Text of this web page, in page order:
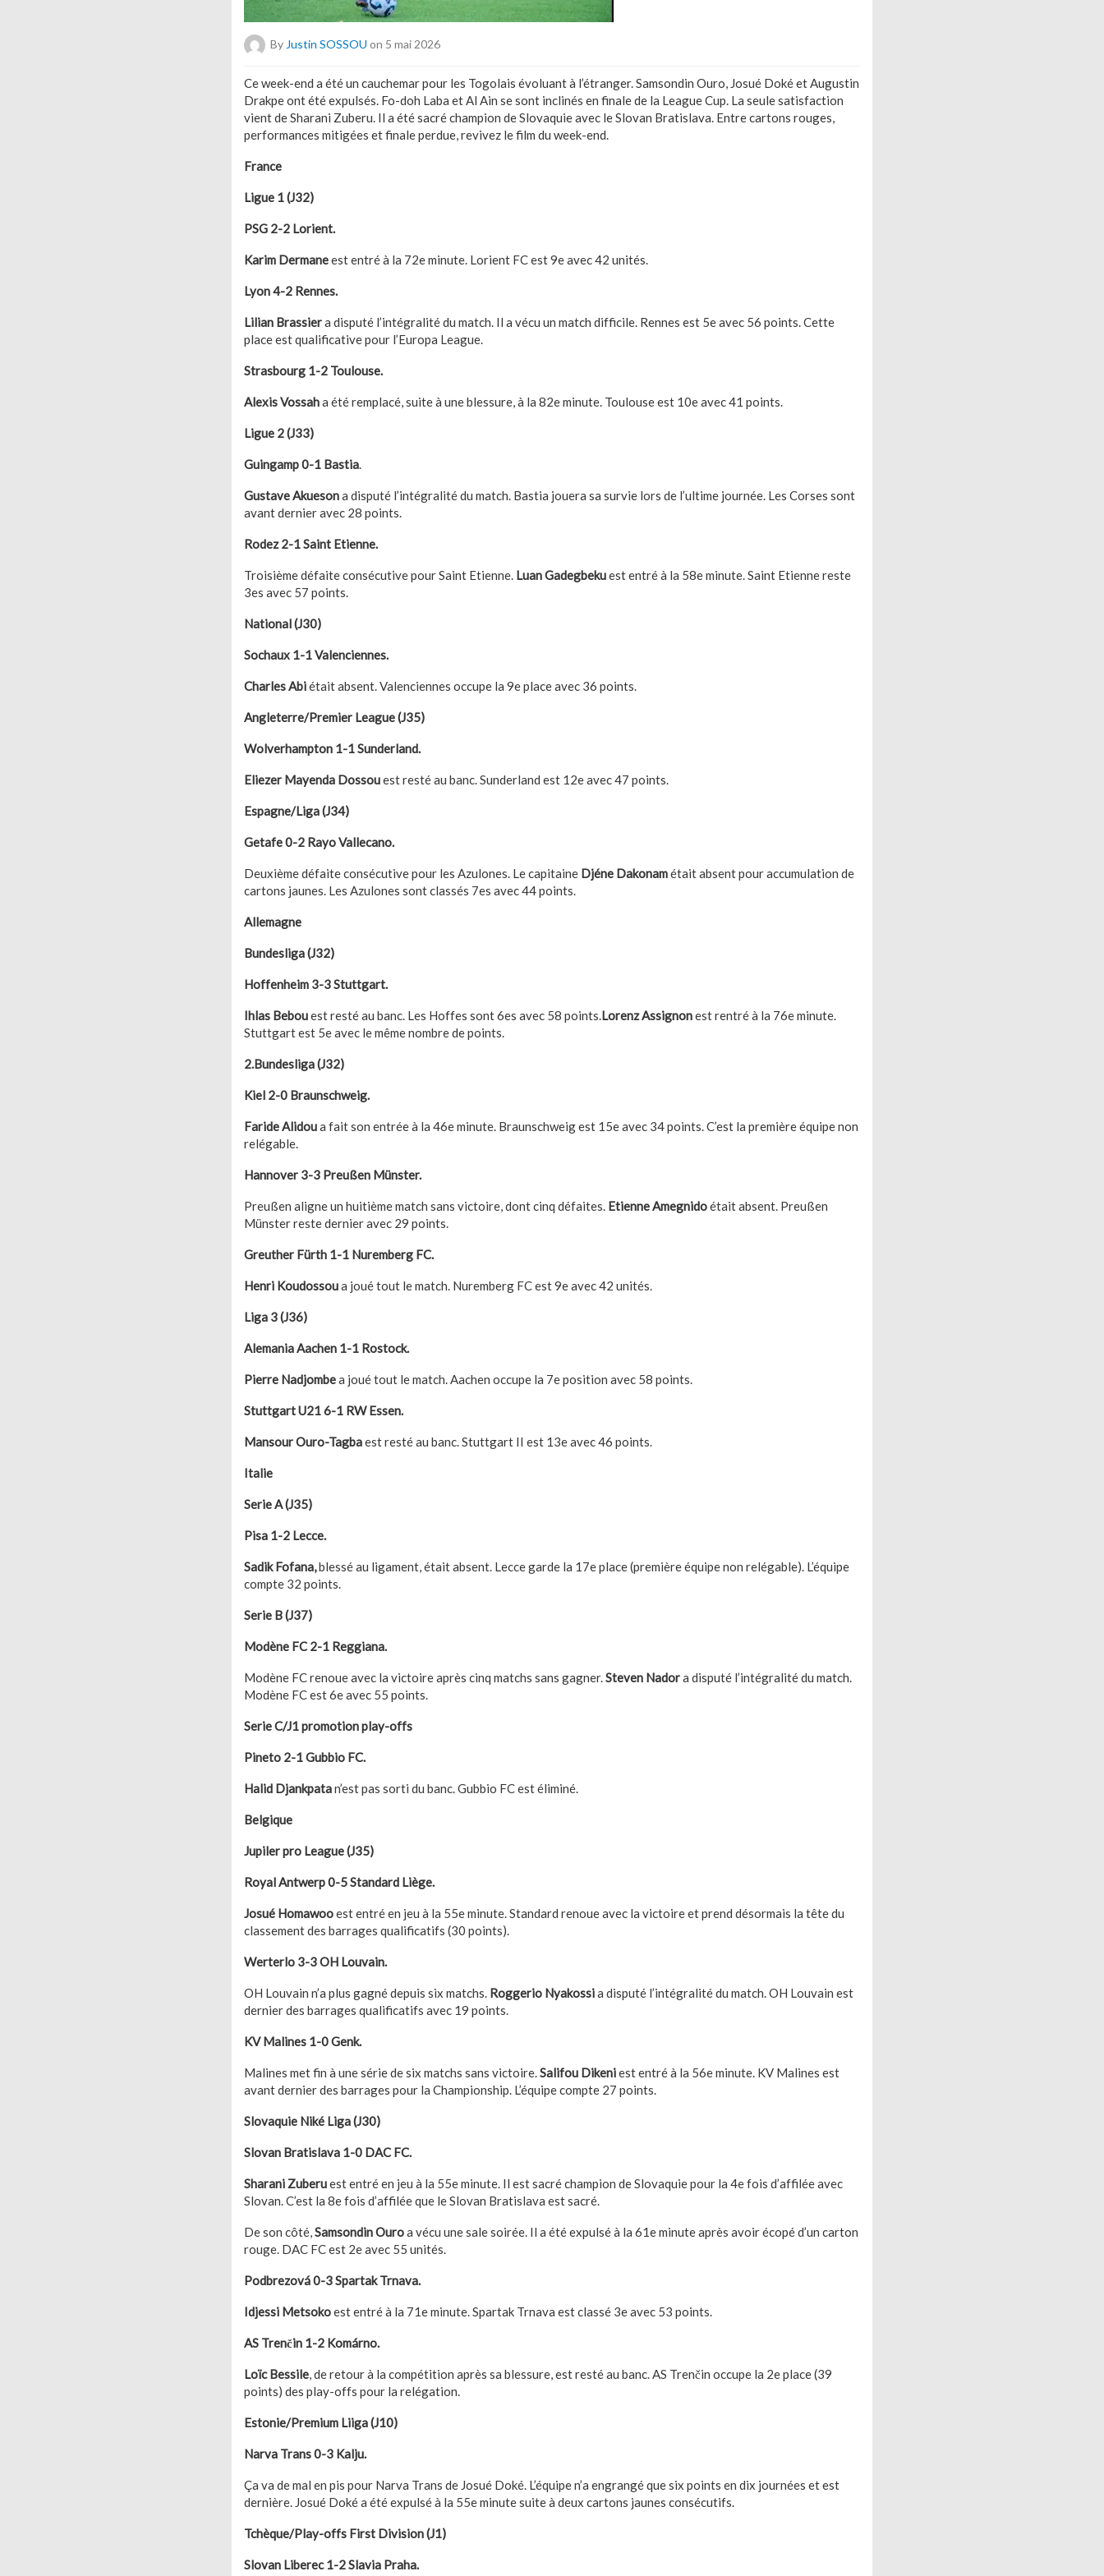
By Justin SOSSOU on 5 mai 2026
Ce week-end a été un cauchemar pour les Togolais évoluant à l’étranger. Samsondin Ouro, Josué Doké et Augustin
Drakpe ont été expulsés. Fo-doh Laba et Al Ain se sont inclinés en finale de la League Cup. La seule satisfaction
vient de Sharani Zuberu. Il a été sacré champion de Slovaquie avec le Slovan Bratislava. Entre cartons rouges,
performances mitigées et finale perdue, revivez le film du week-end.
France
Ligue 1 (J32)
PSG 2-2 Lorient.
Karim Dermaneest entré à la 72e minute. Lorient FC est 9e avec 42 unités.
Lyon 4-2 Rennes.
Lilian Brassiera disputé l’intégralité du match. Il a vécu un match difficile. Rennes est 5e avec 56 points. Cette
place est qualificative pour l’Europa League.
Strasbourg 1-2 Toulouse.
Alexis Vossaha été remplacé, suite à une blessure, à la 82e minute. Toulouse est 10e avec 41 points.
Ligue 2 (J33)
Guingamp 0-1 Bastia.
Gustave Akuesona disputé l’intégralité du match. Bastia jouera sa survie lors de l’ultime journée. Les Corses sont
avant dernier avec 28 points.
Rodez 2-1 Saint Etienne.
Troisième défaite consécutive pour Saint Etienne. Luan Gadegbekuest entré à la 58e minute. Saint Etienne reste
3es avec 57 points.
National (J30)
Sochaux 1-1 Valenciennes.
Charles Abiétait absent. Valenciennes occupe la 9e place avec 36 points.
Angleterre/Premier League (J35)
Wolverhampton 1-1 Sunderland.
Eliezer Mayenda Dossouest resté au banc. Sunderland est 12e avec 47 points.
Espagne/Liga (J34)
Getafe 0-2 Rayo Vallecano.
Deuxième défaite consécutive pour les Azulones. Le capitaine Djéne Dakonamétait absent pour accumulation de
cartons jaunes. Les Azulones sont classés 7es avec 44 points.
Allemagne
Bundesliga (J32)
Hoffenheim 3-3 Stuttgart.
Ihlas Bebouest resté au banc. Les Hoffes sont 6es avec 58 points.Lorenz Assignonest rentré à la 76e minute.
Stuttgart est 5e avec le même nombre de points.
2.Bundesliga (J32)
Kiel 2-0 Braunschweig.
Faride Alidoua fait son entrée à la 46e minute. Braunschweig est 15e avec 34 points. C’est la première équipe non
relégable.
Hannover 3-3 Preußen Münster.
Preußen aligne un huitième match sans victoire, dont cinq défaites. Etienne Amegnidoétait absent. Preußen
Münster reste dernier avec 29 points.
Greuther Fürth 1-1 Nuremberg FC.
Henri Koudossoua joué tout le match. Nuremberg FC est 9e avec 42 unités.
Liga 3 (J36)
Alemania Aachen 1-1 Rostock.
Pierre Nadjombea joué tout le match. Aachen occupe la 7e position avec 58 points.
Stuttgart U21 6-1 RW Essen.
Mansour Ouro-Tagbaest resté au banc. Stuttgart II est 13e avec 46 points.
Italie
Serie A (J35)
Pisa 1-2 Lecce.
Sadik Fofana,blessé au ligament, était absent. Lecce garde la 17e place (première équipe non relégable). L’équipe
compte 32 points.
Serie B (J37)
Modène FC 2-1 Reggiana.
Modène FC renoue avec la victoire après cinq matchs sans gagner.Steven Nadora disputé l’intégralité du match.
Modène FC est 6e avec 55 points.
Serie C/J1 promotion play-offs
Pineto 2-1 Gubbio FC.
Halid Djankpatan’est pas sorti du banc. Gubbio FC est éliminé.
Belgique
Jupiler pro League (J35)
Royal Antwerp 0-5 Standard Liège.
Josué Homawooest entré en jeu à la 55e minute. Standard renoue avec la victoire et prend désormais la tête du
classement des barrages qualificatifs (30 points).
Werterlo 3-3 OH Louvain.
OH Louvain n’a plus gagné depuis six matchs. Roggerio Nyakossia disputé l’intégralité du match. OH Louvain est
dernier des barrages qualificatifs avec 19 points.
KV Malines 1-0 Genk.
Malines met fin à une série de six matchs sans victoire.Salifou Dikeniest entré à la 56e minute. KV Malines est
avant dernier des barrages pour la Championship. L’équipe compte 27 points.
Slovaquie Niké Liga (J30)
Slovan Bratislava 1-0 DAC FC.
Sharani Zuberuest entré en jeu à la 55e minute. Il est sacré champion de Slovaquie pour la 4e fois d’affilée avec
Slovan. C’est la 8e fois d’affilée que le Slovan Bratislava est sacré.
De son côté,Samsondin Ouroa vécu une sale soirée. Il a été expulsé à la 61e minute après avoir écopé d’un carton
rouge. DAC FC est 2e avec 55 unités.
Podbrezová 0-3 Spartak Trnava.
Idjessi Metsokoest entré à la 71e minute. Spartak Trnava est classé 3e avec 53 points.
AS Trenčin 1-2 Komárno.
Loïc Bessile, de retour à la compétition après sa blessure, est resté au banc. AS Trenčin occupe la 2e place (39
points) des play-offs pour la relégation.
Estonie/Premium Liiga (J10)
Narva Trans 0-3 Kalju.
Ça va de mal en pis pour Narva Trans de Josué Doké. L’équipe n’a engrangé que six points en dix journées et est
dernière. Josué Doké a été expulsé à la 55e minute suite à deux cartons jaunes consécutifs.
Tchèque/Play-offs First Division (J1)
Slovan Liberec 1-2 Slavia Praha.